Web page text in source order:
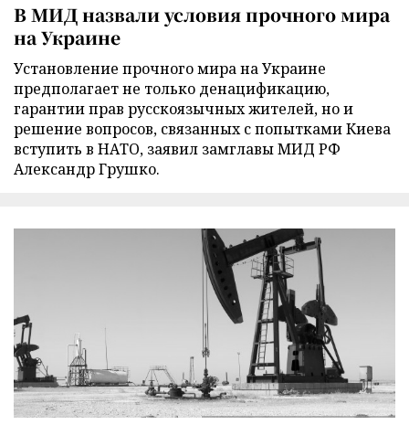
В МИД назвали условия прочного мира
на Украине
Установление прочного мира на Украине
предполагает не только денацификацию,
гарантии прав русскоязычных жителей, но и
решение вопросов, связанных с попытками Киева
вступить в НАТО, заявил замглавы МИД РФ
Александр Грушко.